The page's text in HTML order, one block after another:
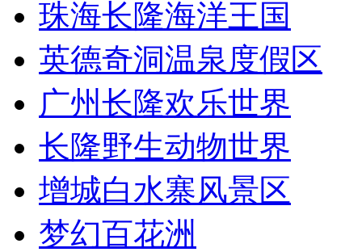
珠海长隆海洋王国
英德奇洞温泉度假区
广州长隆欢乐世界
长隆野生动物世界
增城白水寨风景区
梦幻百花洲